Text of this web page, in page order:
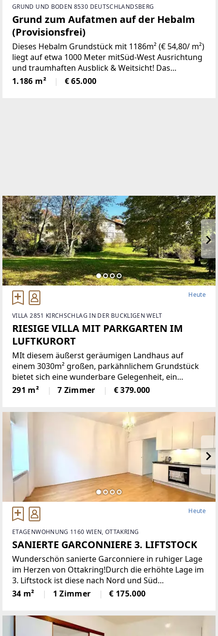
GRUND UND BODEN 8530 DEUTSCHLANDSBERG
Grund zum Aufatmen auf der Hebalm
(Provisionsfrei)
Dieses Hebalm Grundstück mit 1186m² (€ 54,80/ m²)
liegt auf etwa 1000 Meter mitSüd-West Ausrichtung
und traumhaften Ausblick & Weitsicht! Das
Grundstück liegtim Wohngebiet (mit einer
Bebauungsdichte von 0,2-0,3) und ist
1.186 m² € 65.000
Heute
VILLA 2851 KIRCHSCHLAG IN DER BUCKLIGEN WELT
RIESIGE VILLA MIT PARKGARTEN IM
LUFTKURORT
MIt diesem äußerst geräumigen Landhaus auf
einem 3030m² großen, parkähnlichem Grundstück
bietet sich eine wunderbare Gelegenheit, ein
einmaliges Domizil in der beliebten Gemeinde
Krumbach zu schaffen!Das 1972 in Ziegelbauweise
291 m² 7 Zimmer € 379.000
Heute
ETAGENWOHNUNG 1160 WIEN, OTTAKRING
SANIERTE GARCONNIERE 3. LIFTSTOCK
Wunderschön sanierte Garconniere in ruhiger Lage
im Herzen von Ottakring!Durch die erhöhte Lage im
3. Liftstock ist diese nach Nord und Süd
ausgerichtete Wohnung sehr hell und bietet eine
angenehme Wohnatmosphäre. Sie verfügt über
34 m² 1 Zimmer € 175.000